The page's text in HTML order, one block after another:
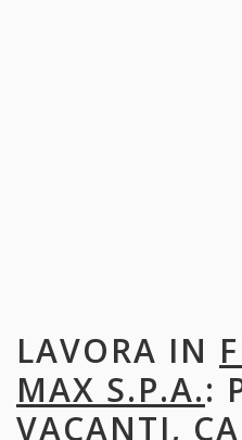
LAVORA IN
MAX S.P.A.:
VACANTI,